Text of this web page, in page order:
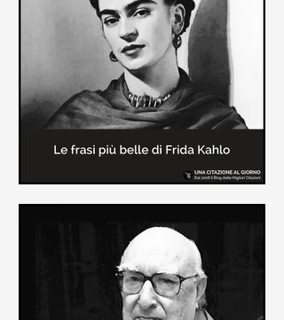
Raccolta delle frasi più belle del
Piccolo Principe che trasmettono il
messaggio più significativo: le cose
più importanti della vita (...)
In questa pagina sono raccolte le
frasi più belle di Frida Kahlo
sull'amore e sulla vita.